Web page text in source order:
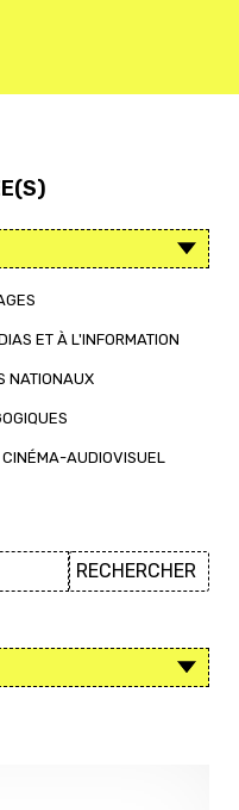
ET À L'INFORMATION
NATIONAUX
AUDIOVISUEL